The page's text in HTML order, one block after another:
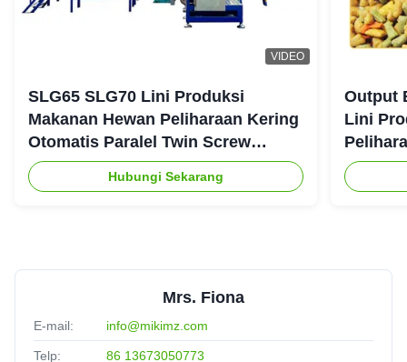
VIDEO
SLG65 SLG70 Lini Produksi
Makanan Hewan Peliharaan Kering
Otomatis Paralel Twin Screw
Extruder CE
Hubungi Sekarang
Output
Lini
Mrs. Fiona
E-mail: info@mikimz.com
Telp: 86 13673050773